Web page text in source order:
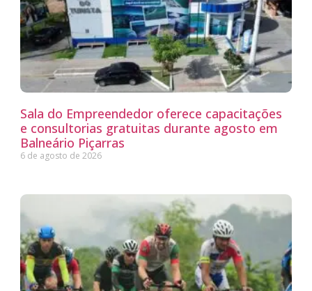
Sala do Empreendedor oferece capacitações
e consultorias gratuitas durante agosto em
Balneário Piçarras
6 de agosto de 2026